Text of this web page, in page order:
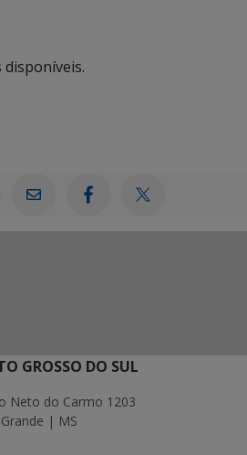
disponíveis.
GROSSO DO SUL
Neto do Carmo 1203
| MS